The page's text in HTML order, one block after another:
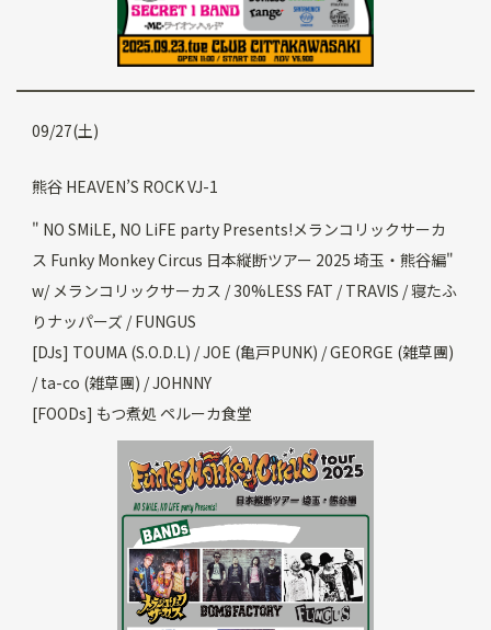
09/27(土)
熊谷 HEAVEN’S ROCK VJ-1
" NO SMiLE, NO LiFE party Presents!メランコリックサーカ
ス Funky Monkey Circus 日本縦断ツアー 2025 埼玉・熊谷編"
w/ メランコリックサーカス / 30%LESS FAT / TRAVIS / 寝たふ
りナッパーズ / FUNGUS
[DJs] TOUMA (S.O.D.L) / JOE (亀戸PUNK) / GEORGE (雑草團)
/ ta-co (雑草團) / JOHNNY
[FOODs] もつ煮処 ペルーカ食堂